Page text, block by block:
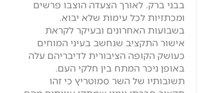
בבני ברק. לאורך הצעדה הוצבו פרשים
ומכתזיות לכל עימות שלא יבוא.
בשבועות האחרונים ובעיקר לקראת
אישור התקציב שנחשב בעיני המוחים
כעושק הקופה הציבורית לדיבריהם עלה
באופן ניכר המתח בין חלקי העם.
תשובותיו של השר סמוטריץ כי זהו